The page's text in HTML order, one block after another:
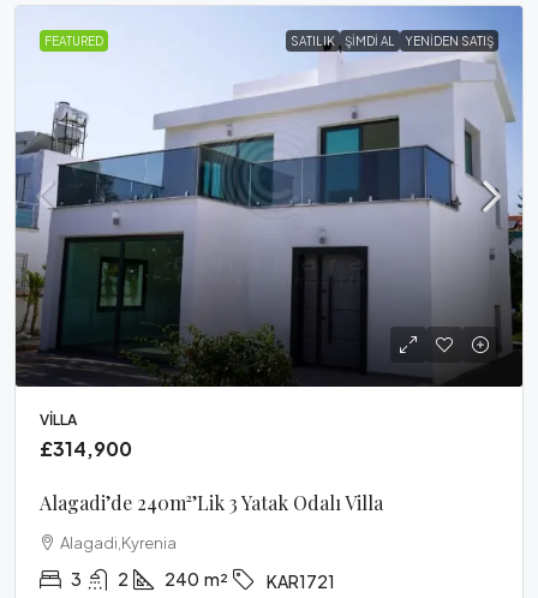
FEATURED SATILIK ŞIMDI AL YENIDEN SATIŞ
VILLA
£314,900
Alagadi’de 240m²’lik 3 Yatak Odalı Villa
Alagadi,Kyrenia
3 2 240 m² KAR1721